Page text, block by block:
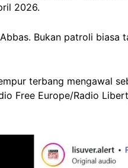
2026.
Bukan patroli biasa
terbang mengawal
Free Europe/Radio